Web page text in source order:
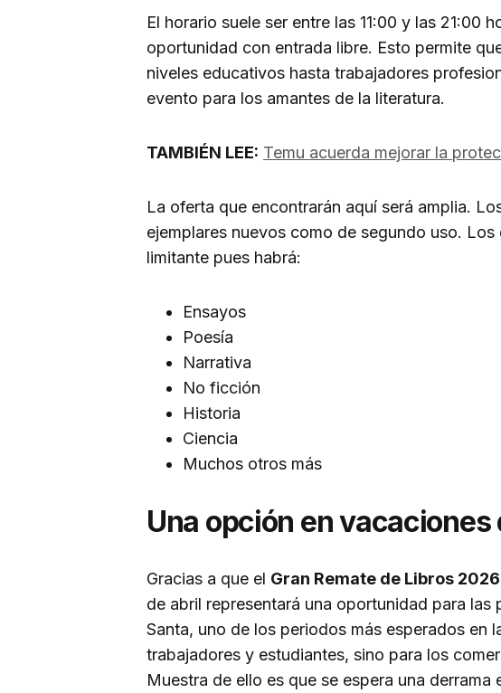
El horario suele ser entre las 11:00 y las 21:00
oportunidad con entrada libre. Esto permite
niveles educativos hasta trabajadores
evento para los amantes de la literatura.
TAMBIÉN LEE: Temu acuerda mejorar la
La oferta que encontrarán aquí será amplia.
ejemplares nuevos como de segundo uso.
limitante pues habrá:
Ensayos
Poesía
Narrativa
No ficción
Historia
Ciencia
Muchos otros más
Una opción en vacaciones
Gracias a que el Gran Remate de Libros
de abril representará una oportunidad para las
Santa, uno de los periodos más esperados en
trabajadores y estudiantes, sino para los
Muestra de ello es que se espera una